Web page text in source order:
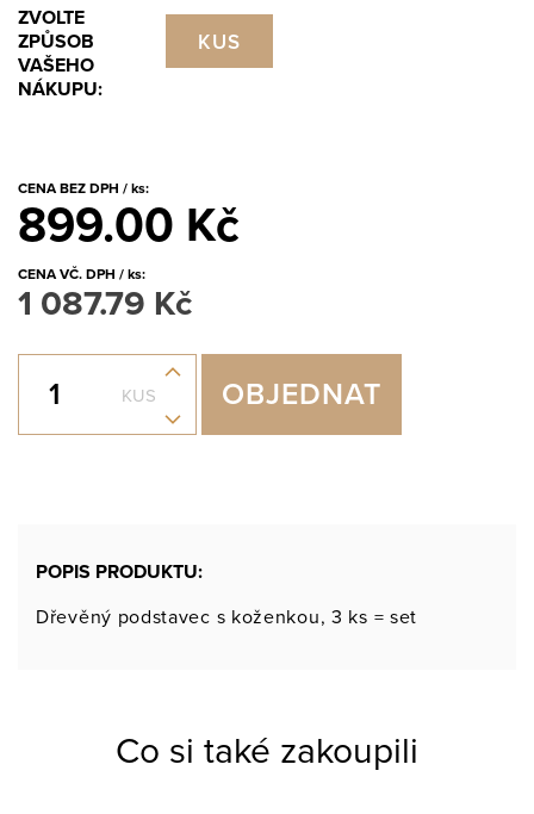
ZVOLTE
ZPŮSOB
VAŠEHO
NÁKUPU:
KUS
CENA BEZ DPH / ks:
899.00 Kč
CENA VČ. DPH / ks:
1 087.79 Kč
KUS
+
-
OBJEDNAT
POPIS PRODUKTU:
Dřevěný podstavec s koženkou, 3 ks = set
Co si také zakoupili